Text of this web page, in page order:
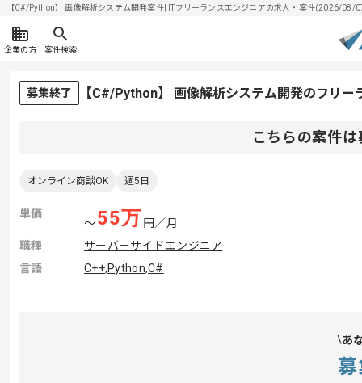
【C#/Python】 画像解析システム開発案件| ITフリーランスエンジニアの求人・案件(2026/08/
企業の方 案件検索
募集終了 【C#/Python】 画像解析システム開発のフリー
こちらの案件
オンライン商談OK 週5日
単価
〜55万 円／月
職種
サーバーサイドエンジニア
言語
C++,Python,C#
あ